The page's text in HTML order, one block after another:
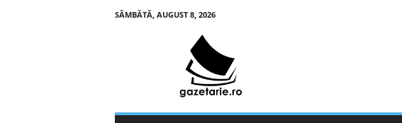
SÂMBĂTĂ, AUGUST 8, 2026